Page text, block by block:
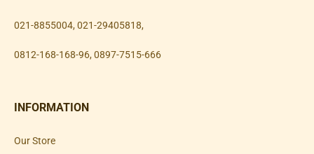
021-8855004, 021-29405818,
0812-168-168-96, 0897-7515-666
INFORMATION
Our Store